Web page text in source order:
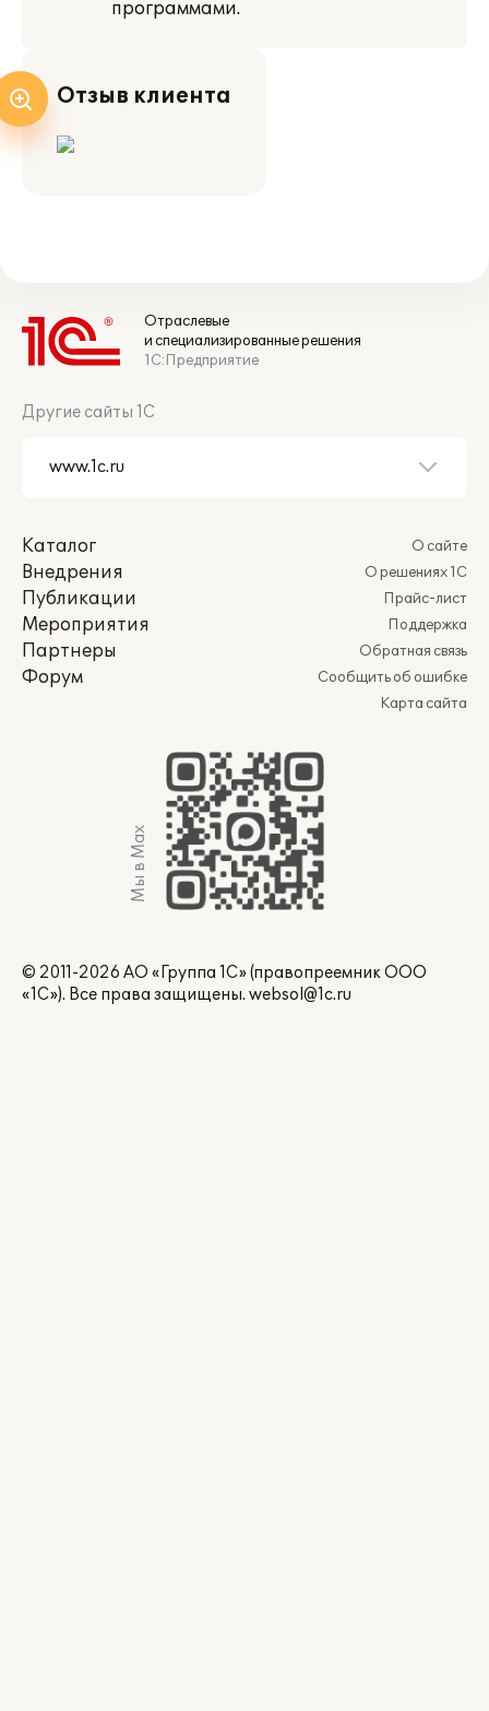
программами.
Отзыв клиента
Отраслевые
и специализированные решения
1С:Предприятие
Другие сайты 1С
Каталог
Внедрения
Публикации
Мероприятия
Партнеры
Форум
О сайте
О решениях 1С
Прайс-лист
Поддержка
Обратная связь
Сообщить об ошибке
Карта сайта
Мы в Max
© 2011-2026 АО «Группа 1С» (правопреемник ООО
«1С»). Все права защищены. websol@1c.ru